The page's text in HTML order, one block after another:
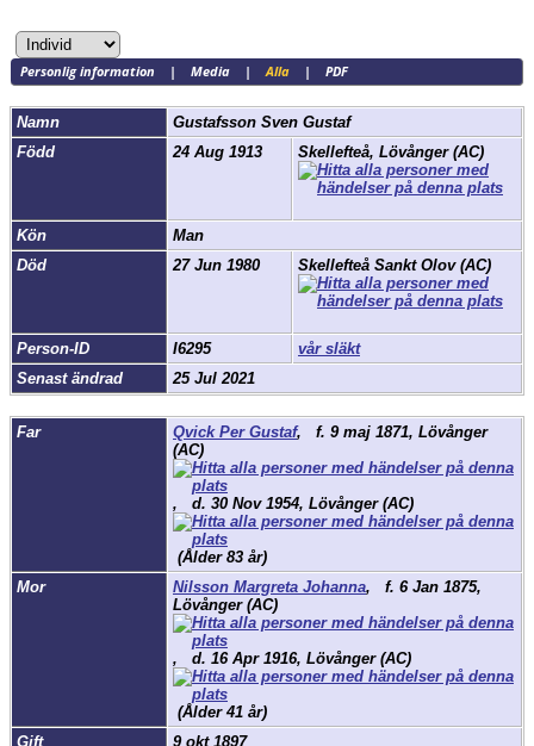
Personlig information | Media|Alla| PDF
Namn Gustafsson Sven Gustaf
Född
24 Aug 1913 Skellefteå, Lövånger (AC)
Kön
Man
Död
27 Jun 1980 Skellefteå Sankt Olov (AC)
Person-ID I6295
vår släkt
Senast ändrad
25 Jul 2021
Far Qvick Per Gustaf, f. 9 maj 1871, Lövånger
(AC)
, d. 30 Nov 1954, Lövånger (AC)
(Ålder 83 år)
Mor
Nilsson Margreta Johanna, f. 6 Jan 1875,
Lövånger (AC)
, d. 16 Apr 1916, Lövånger (AC)
(Ålder 41 år)
Gift
9 okt 1897